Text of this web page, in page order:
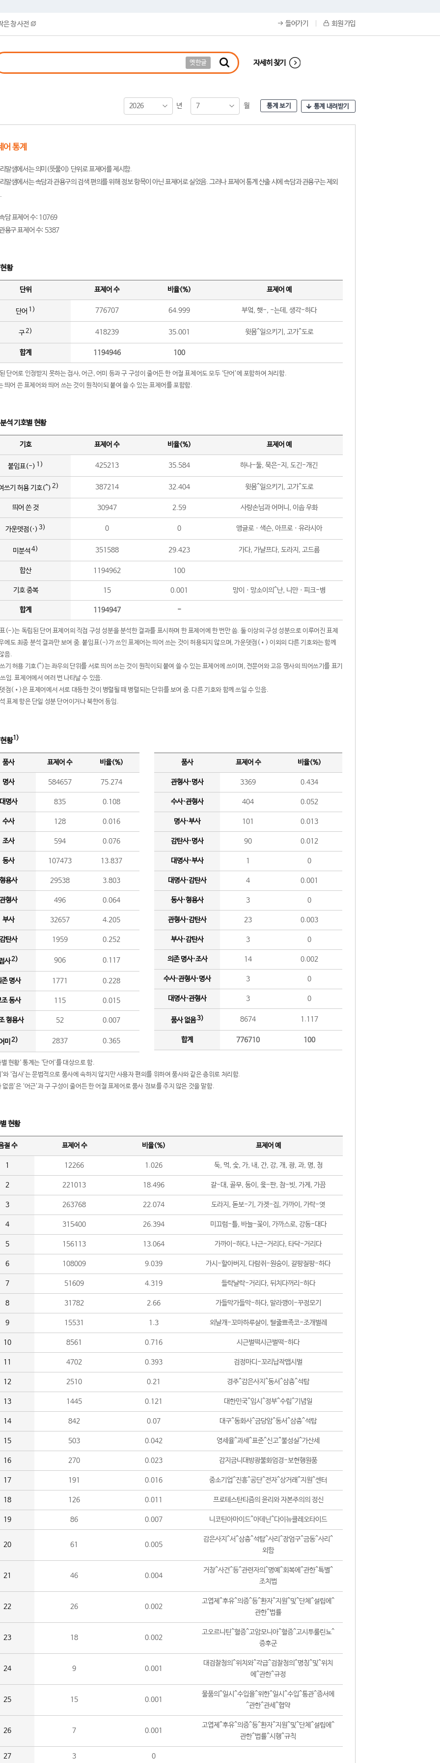
은 창 사전 들어가기 회원 가입
옛한글 자세히 찾기
2026 년 7 월 통계 보기 통계 내려받기
어 통계
말샘에서는 의미(뜻풀이) 단위로 표제어를 제시함.
말샘에서는 속담과 관용구의 검색 편의를 위해 정보 항목이 아닌 표제어로 실었음. 그러나 표제어 통계 산출 시에 속담과 관용구는 제외
담 표제어 수: 10769
용구 표제어 수: 5387
황
단위 표제어 수 비율(%) 표제어 예
단어 1) 776707 64.999 부엌, 햇-, -는데, 생각-하다
구2) 418239 35.001 윗몸^일으키기, 고가^도로
합계 1194946 100
단어로 인정받지 못하는 접사, 어근, 어미 등과 구 구성이 줄어든 한 어절 표제어도 모두 ‘단어’에 포함하여 처리함.
띄어 쓴 표제어와 띄어 쓰는 것이 원칙이되 붙여 쓸 수 있는 표제어를 포함함.
석 기호별 현황
기호 표제어 수 비율(%) 표제어 예
붙임표(-) 1) 425213 35.584 하나-둘, 묵은-지, 도긴-개긴
쓰기 허용 기호(^) 2) 387214 32.404 윗몸^일으키기, 고가^도로
띄어 쓴 것 30947 2.59 사랑손님과 어머니, 이솝 우화
가운뎃점(·) 3) 0 0 앵글로ㆍ색슨, 아프로ㆍ유라시아
미분석 4) 351588 29.423 가다, 가냘프다, 도라지, 고드름
합산 1194962 100
기호 중복 15 0.001 망이ㆍ망소이의^난, 니만ㆍ피크-병
합계 1194947 -
(-)는 독립된 단어 표제어의 직접 구성 성분을 분석한 결과를 표시하며 한 표제어에 한 번만 씀. 둘 이상의 구성 성분으로 이루어진 표제
에도 최종 분석 결과만 보여 줌. 붙임표(-)가 쓰인 표제어는 띄어 쓰는 것이 허용되지 않으며, 가운뎃점(•) 이외의 다른 기호와는 함께
음.
기 허용 기호(^)는 좌우의 단위를 서로 띄어 쓰는 것이 원칙이되 붙여 쓸 수 있는 표제어에 쓰이며, 전문어와 고유 명사의 띄어쓰기를 표기
임. 표제어에서 여러 번 나타날 수 있음.
점(•)은 표제어에서 서로 대등한 것이 병렬될 때 병렬되는 단위를 보여 줌. 다른 기호와 함께 쓰일 수 있음.
표제 항은 단일 성분 단어이거나 북한어 등임.
황1)
품사 표제어 수 비율(%)
명사 584657 75.274
명사 835 0.108
수사 128 0.016
조사 594 0.076
동사 107473 13.837
용사 29538 3.803
형사 496 0.064
부사 32657 4.205
탄사 1959 0.252
사2) 906 0.117
존 명사 1771 0.228
조 동사 115 0.015
형용사 52 0.007
미 2) 2837 0.365
품사 표제어 수 비율(%)
관형사·명사 3369 0.434
수사·관형사 404 0.052
명사·부사 101 0.013
감탄사·명사 90 0.012
대명사·부사 1 0
대명사·감탄사 4 0.001
동사·형용사 3 0
관형사·감탄사 23 0.003
부사·감탄사 3 0
의존 명사·조사 14 0.002
수사·관형사·명사 3 0
대명사·관형사 3 0
품사 없음3) 8674 1.117
합계 776710 100
현황' 통계는 '단어'를 대상으로 함.
와 ‘접사’는 문법적으로 품사에 속하지 않지만 사용자 편의를 위하여 품사와 같은 층위로 처리함.
없음’은 ‘어근’과 구 구성이 줄어든 한 어절 표제어로 품사 정보를 주지 않은 것을 말함.
현황
절 수 표제어 수 비율(%) 표제어 예
1 12266 1.026 둑, 먹, 숯, 가, 내, 간, 강, 개, 광, 과, 명, 청
2 221013 18.496 갈-대, 골무, 동이, 윷-판, 참-빗, 가게, 가끔
3 263768 22.074 도라지, 돋보-기, 가겟-집, 가까이, 가락-엿
4 315400 26.394 미끄럼-틀, 바늘-꽂이, 가까스로, 강동-대다
5 156113 13.064 가까이-하다, 나근-거리다, 타닥-거리다
6 108009 9.039 가시-할아버지, 다람쥐-원숭이, 갈팡질팡-하다
7 51609 4.319 들락날락-거리다, 뒤치다꺼리-하다
8 31782 2.66 가들막가들막-하다, 말라깽이-꾸정모기
9 15531 1.3 외날개-꼬마하루살이, 털줄뾰족코-조개벌레
10 8561 0.716 시근벌떡시근벌떡-하다
11 4702 0.393 검정마디-꼬리납작맵시벌
12 2510 0.21 경주^감은사지^동서^삼층^석탑
13 1445 0.121 대한민국^임시^정부^수립^기념일
14 842 0.07 대구^동화사^금당암^동서^삼층^석탑
15 503 0.042 영세율^과세^표준^신고^불성실^가산세
16 270 0.023 감지금니대방광불화엄경-보현행원품
17 191 0.016 중소기업^진흥^공단^전자^상거래^지원^센터
18 126 0.011 프로테스탄티즘의 윤리와 자본주의의 정신
19 86 0.007 니코틴아마이드^아데닌^다이뉴클레오타이드
20 61 0.005
감은사지^서^삼층^석탑^사리^장엄구^금동^사리^
외함
21 46 0.004
거창^사건^등^관련자의^명예^회복에^관한^특별^
조치법
22 26 0.002
고엽제^후유^의증^등^환자^지원^및^단체^설립에^
관한^법률
23 18 0.002
고오르니틴^혈증^고암모니아^혈증^고시투룰린뇨^
증후군
24 9 0.001
대검찰청의^위치와^각급^검찰청의^명칭^및^위치
에^관한^규정
25 15 0.001
물품의^일시^수입을^위한^일시^수입^통관^증서에
^관한^관세^협약
26 7 0.001
고엽제^후유^의증^등^환자^지원^및^단체^설립에^
관한^법률^시행^규칙
27 3 0